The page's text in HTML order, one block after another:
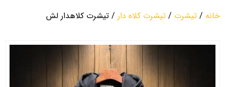
خانه / تیشرت / تیشرت کلاه دار / تیشرت کلاهدار لش